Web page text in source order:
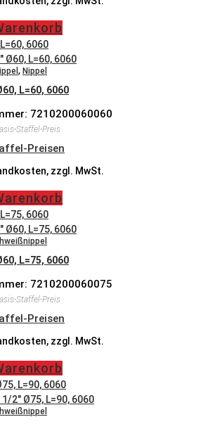
, Nippel
L=60, 6060
7210200060060
Staffel-Preis
Preisen
zzgl. MwSt.
L=75, 6060
7210200060075
Staffel-Preis
Preisen
zzgl. MwSt.